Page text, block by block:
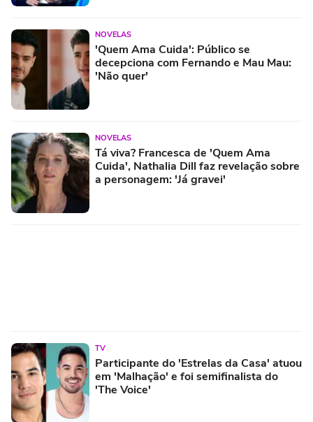
NOVELAS
'Quem Ama Cuida': Público se
decepciona com Fernando e Mau Mau:
'Não quer'
NOVELAS
Tá viva? Francesca de 'Quem Ama
Cuida', Nathalia Dill faz revelação sobre
a personagem: 'Já gravei'
TV
Participante do 'Estrelas da Casa' atuou
em 'Malhação' e foi semifinalista do
'The Voice'